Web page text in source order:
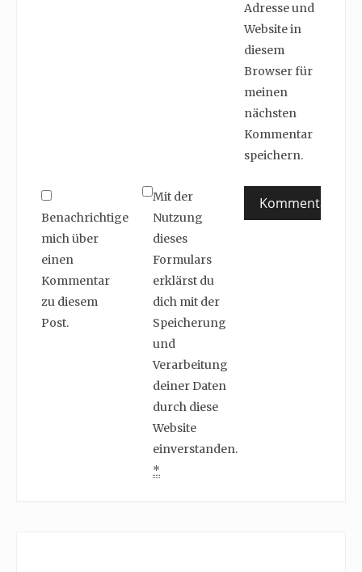
Adresse und
Website in
diesem
Browser für
meinen
nächsten
Kommentar
speichern.
Benachrichtige
mich über
einen
Kommentar
zu diesem
Post.
Mit der
Nutzung
dieses
Formulars
erklärst du
dich mit der
Speicherung
und
Verarbeitung
deiner Daten
durch diese
Website
einverstanden.
*